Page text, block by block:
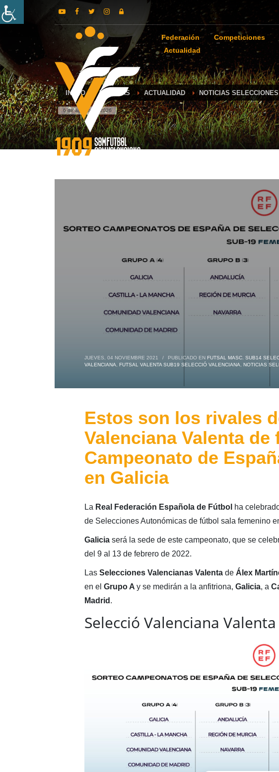
Federación Competiciones
Actualidad
INICIO NOTICIAS ACTUALIDAD NOTICIAS SELECCIONES
6 de agosto de 2026
JUEVES, 04 NOVIEMBRE 2021 / PUBLICADO EN FUTSAL MASC. SUB14
VALENCIANA, FUTSAL VALENTA SUB19 SELECCIÓ VALENCIANA, NOTICIAS
Estos son los rivales
Valenciana Valenta de
Campeonato de
en Galicia
La Real Federación Española de Fútbol ha
de Selecciones Autonómicas de fútbol sala femenino
Galiciaserá la sede de este campeonato, que se
del 9 al 13 de febrero de 2022.
Las Selecciones Valencianas ValentadeÁlex
en el Grupo A y se medirán a la anfitriona, Galicia, a
Madrid .
Selecció Valenciana